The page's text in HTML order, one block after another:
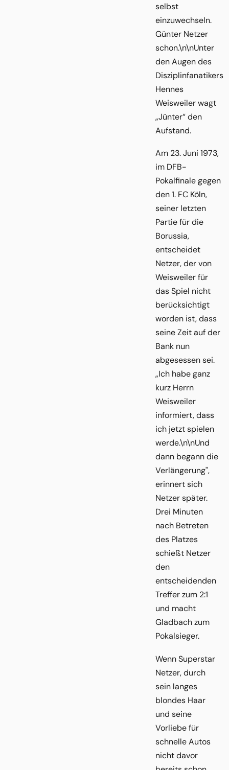
selbst
einzuwechseln.
Günter Netzer
schon.\n\nUnter
den Augen des
Disziplinfanatikers
Hennes
Weisweiler wagt
„Jünter“ den
Aufstand.
Am 23. Juni 1973,
im DFB-
Pokalfinale gegen
den 1. FC Köln,
seiner letzten
Partie für die
Borussia,
entscheidet
Netzer, der von
Weisweiler für
das Spiel nicht
berücksichtigt
worden ist, dass
seine Zeit auf der
Bank nun
abgesessen sei.
„Ich habe ganz
kurz Herrn
Weisweiler
informiert, dass
ich jetzt spielen
werde.\n\nUnd
dann begann die
Verlängerung",
erinnert sich
Netzer später.
Drei Minuten
nach Betreten
des Platzes
schießt Netzer
den
entscheidenden
Treffer zum 2:1
und macht
Gladbach zum
Pokalsieger.
Wenn Superstar
Netzer, durch
sein langes
blondes Haar
und seine
Vorliebe für
schnelle Autos
nicht davor